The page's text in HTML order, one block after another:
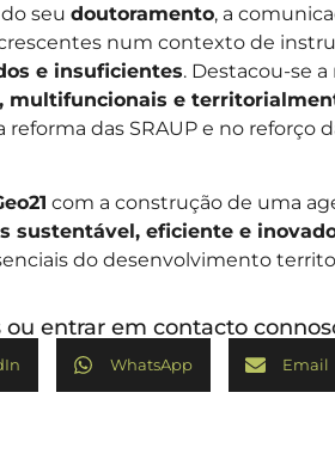
seu doutoramento, a
num contexto de
e insuficientes. Destacou-se
multifuncionais e
reforma das SRAUP e no reforço
com a construção de uma
sustentável, eficiente e
do desenvolvimento
ou entrar em contacto
WhatsApp Email